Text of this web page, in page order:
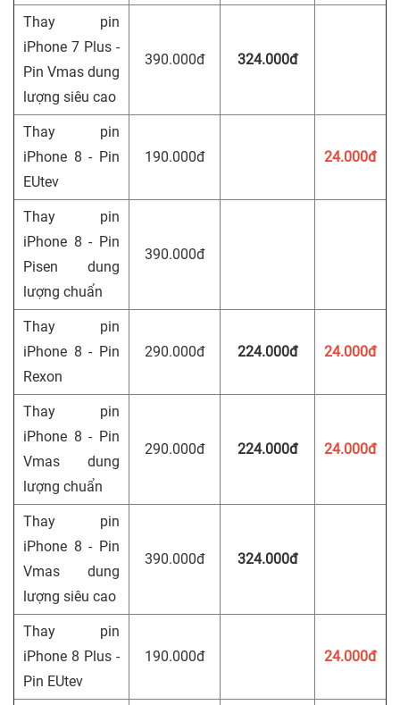
Thay pin
iPhone 7 Plus -
Pin Vmas dung
lượng siêu cao
390.000đ 324.000đ
Thay pin
iPhone 8 - Pin
EUtev
190.000đ 24.000đ
Thay pin
iPhone 8 - Pin
Pisen dung
lượng chuẩn
390.000đ
Thay pin
iPhone 8 - Pin
Rexon
290.000đ 224.000đ 24.000đ
Thay pin
iPhone 8 - Pin
Vmas dung
lượng chuẩn
290.000đ 224.000đ 24.000đ
Thay pin
iPhone 8 - Pin
Vmas dung
lượng siêu cao
390.000đ 324.000đ
Thay pin
iPhone 8 Plus -
Pin EUtev
190.000đ 24.000đ